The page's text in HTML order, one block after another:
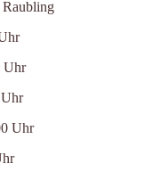
Uhr
Uhr